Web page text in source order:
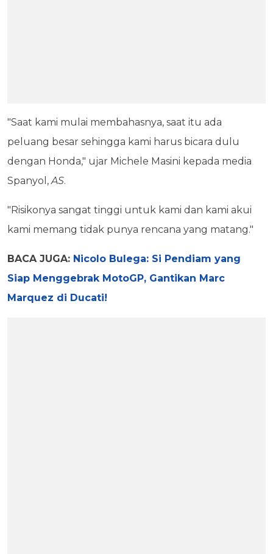
"Saat kami mulai membahasnya, saat itu ada
peluang besar sehingga kami harus bicara dulu
dengan Honda," ujar Michele Masini kepada media
Spanyol,AS.
"Risikonya sangat tinggi untuk kami dan kami akui
kami memang tidak punya rencana yang matang."
BACA JUGA: Nicolo Bulega: Si Pendiam yang
Siap Menggebrak MotoGP, Gantikan Marc
Marquez di Ducati!